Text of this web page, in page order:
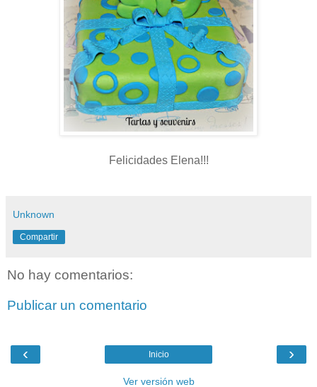
Felicidades Elena!!!
Unknown
Compartir
No hay comentarios:
Publicar un comentario
‹ ›
Inicio
Ver versión web